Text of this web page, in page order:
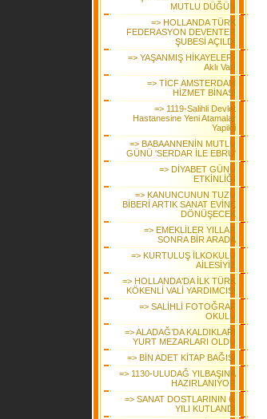
MUTLU DÜĞÜN
=> HOLLANDA TÜRK
FEDERASYON DEVENTER
ŞUBESİ AÇILDI
=> YAŞANMIŞ HİKAYELER-
Aklı Var!
=> TİCF AMSTERDAM
HİZMET BİNASI
=> 1119-Salihli Devlet
Hastanesine Yeni Atamalar
Yapildi
=> BABAANNENİN MUTLU
GÜNÜ 'SERDAR İLE EBRU'
=> DİYABET GÜNÜ
ETKİNLİĞİ
=> KANUNCUNUN TUZU
BİBERİ ARTIK SANAT EVİNE
DÖNÜŞECEK
=> EMEKLİLER YILLAR
SONRA BİR ARADA
=> KURTULUŞ İLKOKULU
AİLESİYİZ
=> HOLLANDA'DA İLK TÜRK
KÖKENLİ VALİ YARDIMCISI
=> SALİHLİ FOTOĞRAF
OKULU
=> ALADAĞ’DA KALDIKLARI
YURT MEZARLARI OLDU
=> BİN ADET KİTAP BAĞIŞI
=> 1130-ULUDAĞ YILBAŞINA
HAZIRLANIYOR
=> SANAT DOSTLARININ 6.
YILI KUTLANDI